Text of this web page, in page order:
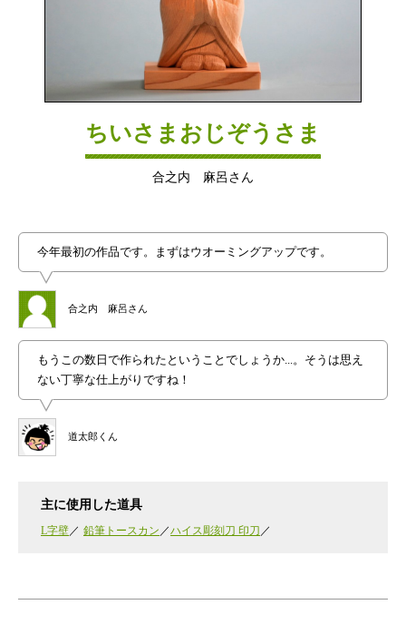
ちいさまおじぞうさま
合之内 麻呂さん
合之内 麻呂さん
今年最初の作品です。まずはウオーミングアップです。
道太郎くん
もうこの数日で作られたということでしょうか...。そうは思え
ない丁寧な仕上がりですね！
主に使用した道具
L字壁 鉛筆トースカン ハイス彫刻刀 印刀